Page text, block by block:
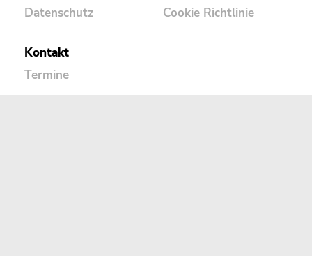
Datenschutz
Cookie Richtlinie
Kontakt
Termine